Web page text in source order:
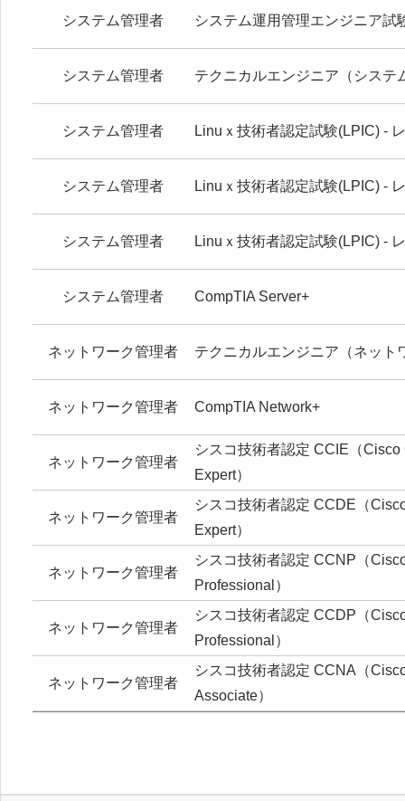
システム管理者 システム運用管理エンジニア試
システム管理者 テクニカルエンジニア（システ
システム管理者 Linuｘ技術者認定試験(LPIC) -
システム管理者 Linuｘ技術者認定試験(LPIC) -
システム管理者 Linuｘ技術者認定試験(LPIC) -
システム管理者 CompTIA Server+
ネットワーク管理者 テクニカルエンジニア（ネット
ネットワーク管理者 CompTIA Network+
ネットワーク管理者
シスコ技術者認定 CCIE（
Expert）
ネットワーク管理者
シスコ技術者認定 CCDE（
Expert）
ネットワーク管理者
シスコ技術者認定 CCNP（
Professional）
ネットワーク管理者
シスコ技術者認定 CCDP（
Professional）
ネットワーク管理者
シスコ技術者認定 CCNA（
Associate）